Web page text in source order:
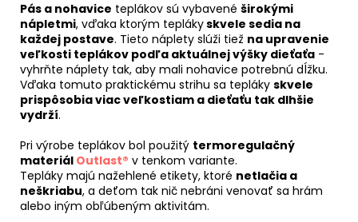
Pás a nohavice teplákov sú vybavené širokými
nápletmi, vďaka ktorým teplákyskvele sedia na
každej postave. Tieto náplety slúži tiež na upravenie
veľkosti teplákov podľa aktuálnej výšky dieťaťa -
vyhrňte náplety tak, aby mali nohavice potrebnú dĺžku.
Vďaka tomuto praktickému strihu sa tepláky skvele
prispôsobia viac veľkostiam a dieťaťu tak dlhšie
vydrží.
Pri výrobe teplákov bol použitý termoregulačný
materiál Outlast® v tenkom variante.
Tepláky majú nažehlené etikety, ktoré netlačia a
neškriabu, a deťom tak nič nebráni venovať sa hrám
alebo iným obľúbeným aktivitám.